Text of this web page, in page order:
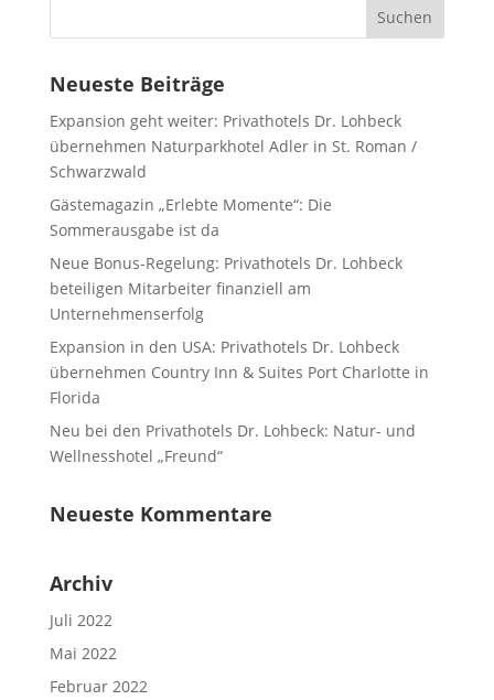
Neueste Beiträge
Expansion geht weiter: Privathotels Dr. Lohbeck
übernehmen Naturparkhotel Adler in St. Roman /
Schwarzwald
Gästemagazin „Erlebte Momente“: Die
Sommerausgabe ist da
Neue Bonus-Regelung: Privathotels Dr. Lohbeck
beteiligen Mitarbeiter finanziell am
Unternehmenserfolg
Expansion in den USA: Privathotels Dr. Lohbeck
übernehmen Country Inn & Suites Port Charlotte in
Florida
Neu bei den Privathotels Dr. Lohbeck: Natur- und
Wellnesshotel „Freund“
Neueste Kommentare
Archiv
Juli 2022
Mai 2022
Februar 2022